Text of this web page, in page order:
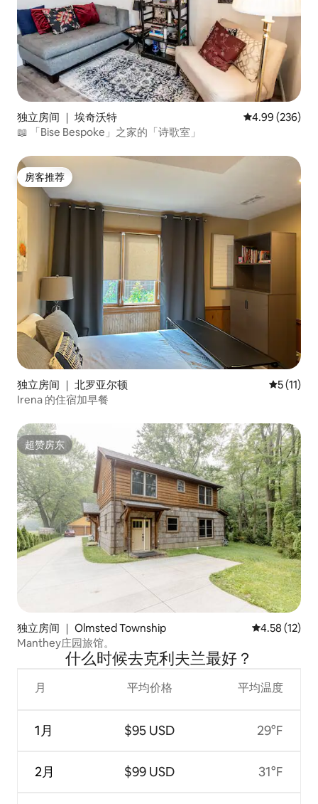
独立房间 ｜ 埃奇沃特 平均评分 4.99
4.99 (236)
📖 「Bise Bespoke」之家的「诗歌室」
房客推荐
房客推荐
独立房间 ｜ 北罗亚尔顿 平均评分
5 (11)
Irena 的住宿加早餐
超赞房东
超赞房东
独立房间 ｜ Olmsted Township 平均评分
4.58 (12)
Manthey庄园旅馆。
什么时候去克利夫兰最好？
月
1月
2月
平均价格
$95 USD
$99 USD
平均温度
29°F
31°F